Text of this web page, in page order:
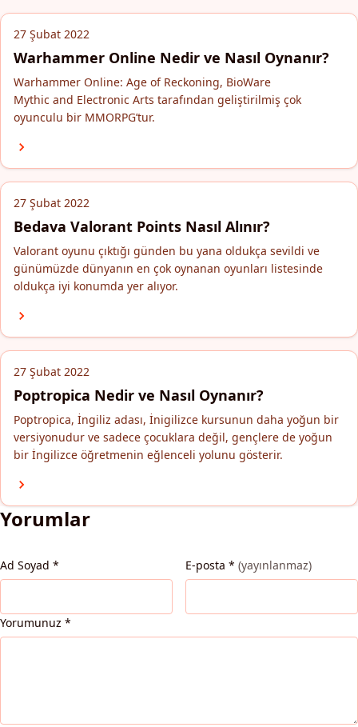
27 Şubat 2022
Warhammer Online Nedir ve Nasıl Oynanır?
Warhammer Online: Age of Reckoning, BioWare
Mythic and Electronic Arts tarafından geliştirilmiş çok
oyunculu bir MMORPG’tur.
27 Şubat 2022
Bedava Valorant Points Nasıl Alınır?
Valorant oyunu çıktığı günden bu yana oldukça sevildi ve
günümüzde dünyanın en çok oynanan oyunları listesinde
oldukça iyi konumda yer alıyor.
27 Şubat 2022
Poptropica Nedir ve Nasıl Oynanır?
Poptropica, İngiliz adası, İnigilizce kursunun daha yoğun bir
versiyonudur ve sadece çocuklara değil, gençlere de yoğun
bir İngilizce öğretmenin eğlenceli yolunu gösterir.
Yorumlar
Ad Soyad * E-posta * (yayınlanmaz)
Yorumunuz *